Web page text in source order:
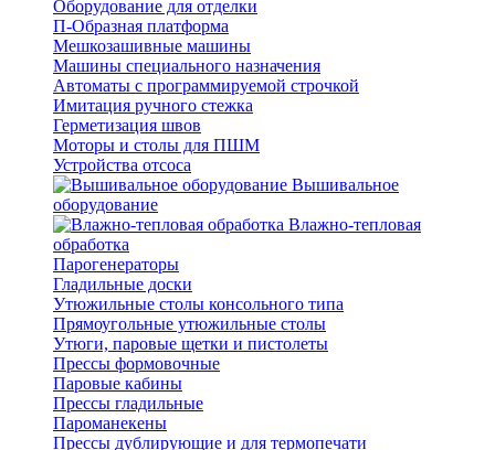
Оборудование для отделки
П-Образная платформа
Мешкозашивные машины
Машины специального назначения
Автоматы с программируемой строчкой
Имитация ручного стежка
Герметизация швов
Моторы и столы для ПШМ
Устройства отсоса
Вышивальное
оборудование
Влажно-тепловая
обработка
Парогенераторы
Гладильные доски
Утюжильные столы консольного типа
Прямоугольные утюжильные столы
Утюги, паровые щетки и пистолеты
Прессы формовочные
Паровые кабины
Прессы гладильные
Пароманекены
Прессы дублирующие и для термопечати